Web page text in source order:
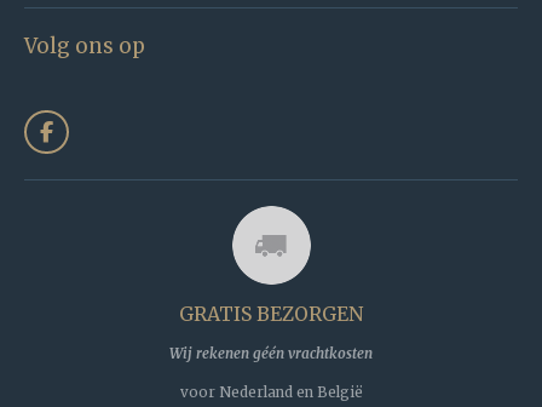
Volg ons op
F
a
c
GRATIS BEZORGEN
Wij rekenen géén vrachtkosten
voor Nederland en België